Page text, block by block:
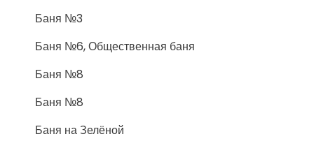
Баня №3
Баня №6, Общественная баня
Баня №8
Баня №8
Баня на Зелёной